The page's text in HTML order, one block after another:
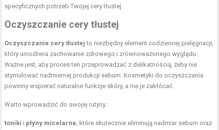
specyficznych potrzeb Twojej cery tłustej.
Oczyszczanie cery tłustej
Oczyszczanie cery tłustej to niezbędny element codziennej pielęgnacji,
który umożliwia zachowanie zdrowego i zrównoważonego wyglądu.
Ważne jest, aby proces ten przeprowadzać z delikatnością, żeby nie
stymulować nadmiernej produkcji sebum. Kosmetyki do oczyszczania
powinny wspierać naturalne funkcje skóry, a nie je zakłócać.
Warto wprowadzić do swojej rutyny:
toniki i płyny micelarne, które skutecznie eliminują nadmiar sebum oraz